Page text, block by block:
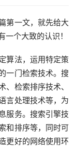
第一文，就先给大
个大致的认识！
算法，运用特定策
一门检索技术。搜
检索排序技术、
言处理技术等，为
服务。搜索引擎技
和排序等，同时可
更好的网络使用环